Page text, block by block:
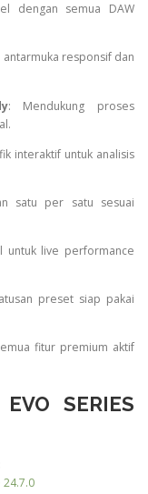
dengan semua DAW
antarmuka responsif dan
: Mendukung proses
interaktif untuk analisis
satu per satu sesuai
untuk live performance
preset siap pakai
fitur premium aktif
SERIES
24.7.0